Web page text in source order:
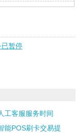
暂停
工客服服务时间
能POS刷卡交易提